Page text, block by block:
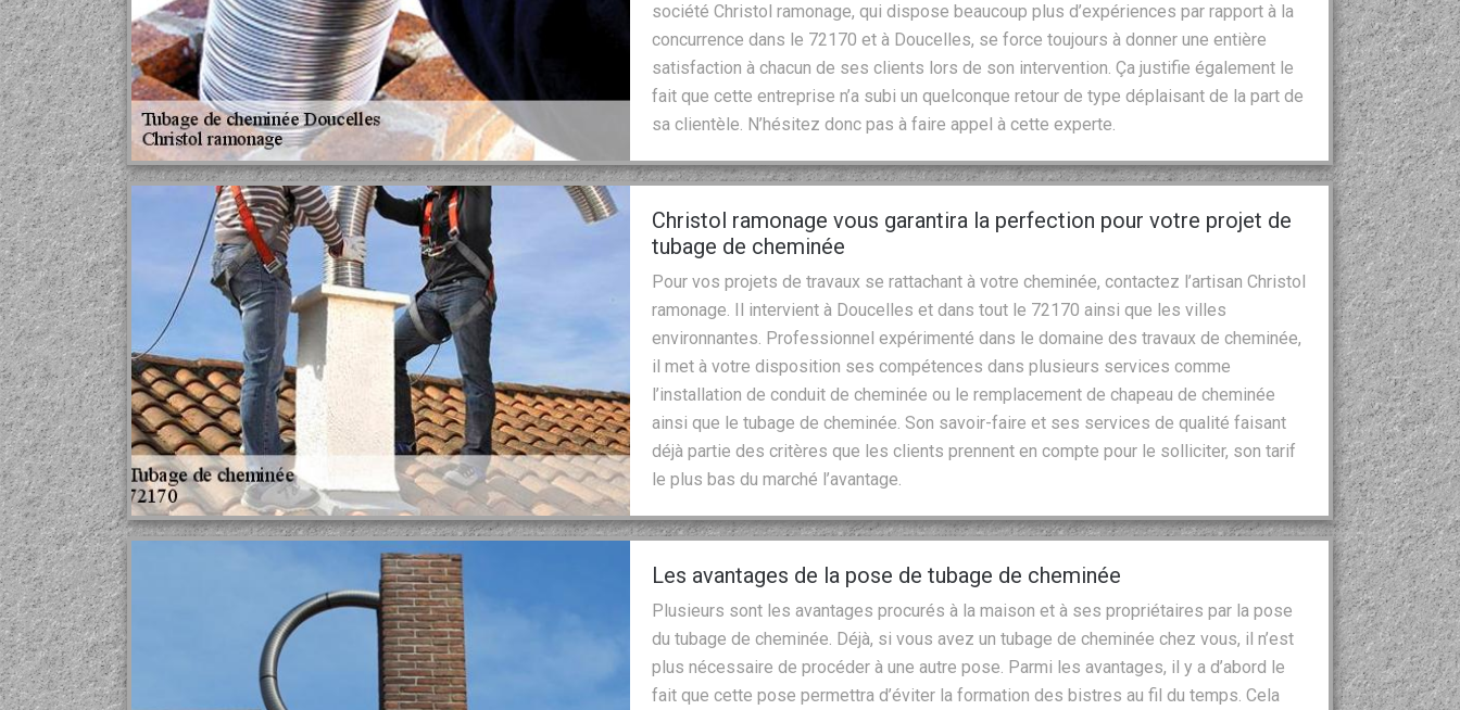
société Christol ramonage, qui dispose beaucoup plus d’expériences par rapport à la
concurrence dans le 72170 et à Doucelles, se force toujours à donner une entière
satisfaction à chacun de ses clients lors de son intervention. Ça justifie également le
fait que cette entreprise n’a subi un quelconque retour de type déplaisant de la part de
sa clientèle. N’hésitez donc pas à faire appel à cette experte.
Christol ramonage vous garantira la perfection pour votre projet de
tubage de cheminée
Pour vos projets de travaux se rattachant à votre cheminée, contactez l’artisan Christol
ramonage. Il intervient à Doucelles et dans tout le 72170 ainsi que les villes
environnantes. Professionnel expérimenté dans le domaine des travaux de cheminée,
il met à votre disposition ses compétences dans plusieurs services comme
l’installation de conduit de cheminée ou le remplacement de chapeau de cheminée
ainsi que le tubage de cheminée. Son savoir-faire et ses services de qualité faisant
déjà partie des critères que les clients prennent en compte pour le solliciter, son tarif
le plus bas du marché l’avantage.
Les avantages de la pose de tubage de cheminée
Plusieurs sont les avantages procurés à la maison et à ses propriétaires par la pose
du tubage de cheminée. Déjà, si vous avez un tubage de cheminée chez vous, il n’est
plus nécessaire de procéder à une autre pose. Parmi les avantages, il y a d’abord le
fait que cette pose permettra d’éviter la formation des bistres au fil du temps. Cela